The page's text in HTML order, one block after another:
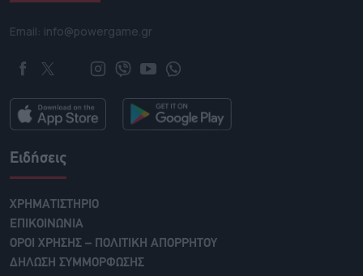
Email: info@powergame.gr
Ειδήσεις
ΧΡΗΜΑΤΙΣΤΗΡΙΟ
ΕΠΙΚΟΙΝΩΝΙΑ
ΟΡΟΙ ΧΡΗΣΗΣ – ΠΟΛΙΤΙΚΗ ΑΠΟΡΡΗΤΟΥ
ΔΗΛΩΣΗ ΣΥΜΜΟΡΦΩΣΗΣ